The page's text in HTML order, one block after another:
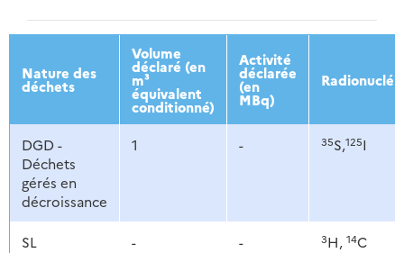
2013 2014 2015 2016
Nature des
déchets
Volume
déclaré (en
m³
équivalent
conditionné)
Activité
déclarée
(en
MBq)
DGD -
Déchets
gérés en
décroissance
1 - 35S,125I
SL - - 3H, 14C